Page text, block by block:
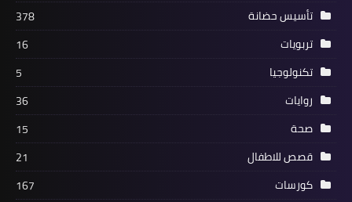
تأسيس حضانة
378
تربويات
16
تكنولوجيا
5
روايات
36
صحة
15
قصص للاطفال
21
كورسات
167